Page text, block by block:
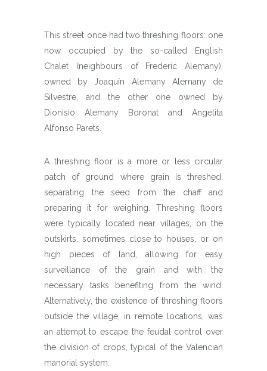
This street once had two threshing floors: one
now occupied by the so-called English
Chalet (neighbours of Frederic Alemany),
owned by Joaquín Alemany Alemany de
Silvestre, and the other one owned by
Dionisio Alemany Boronat and Angelita
Alfonso Parets.
A threshing floor is a more or less circular
patch of ground where grain is threshed,
separating the seed from the chaff and
preparing it for weighing. Threshing floors
were typically located near villages, on the
outskirts, sometimes close to houses, or on
high pieces of land, allowing for easy
surveillance of the grain and with the
necessary tasks benefiting from the wind.
Alternatively, the existence of threshing floors
outside the village, in remote locations, was
an attempt to escape the feudal control over
the division of crops, typical of the Valencian
manorial system.